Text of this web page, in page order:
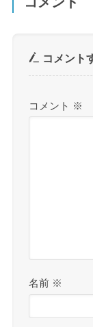
コメント
コメント ※
名前 ※